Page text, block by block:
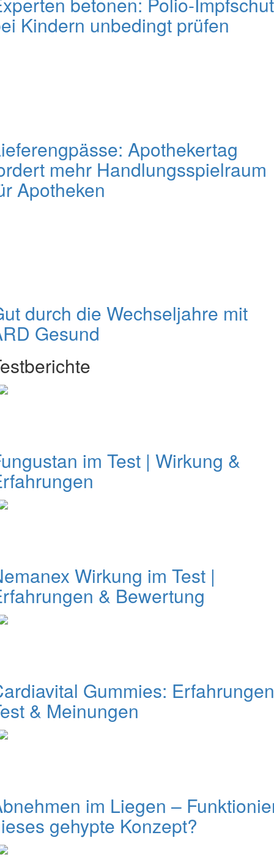
Kindern unbedingt prüfen
Apothekertag
mehr Handlungsspielraum
Apotheken
durch die Wechseljahre mit
Gesund
im Test | Wirkung &
Wirkung im Test |
& Bewertung
Gummies:
& Meinungen
im Liegen –
gehypte Konzept?